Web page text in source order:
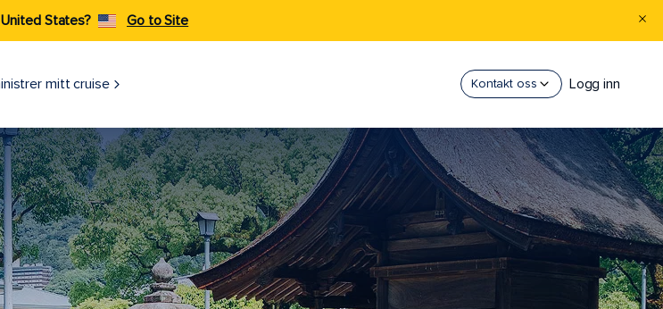
States? Go to Site
mitt cruise Kontakt oss Logg inn